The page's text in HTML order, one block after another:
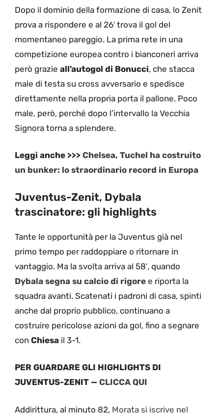
Dopo il dominio della formazione di casa, lo Zenit
prova a rispondere e al 26′ trova il gol del
momentaneo pareggio. La prima rete in una
competizione europea contro i bianconeri arriva
però grazie all’autogol di Bonucci, che stacca
male di testa su cross avversario e spedisce
direttamente nella propria porta il pallone. Poco
male, però, perché dopo l’intervallo la Vecchia
Signora torna a splendere.
Leggi anche >>> Chelsea, Tuchel ha costruito
un bunker: lo straordinario record in Europa
Juventus-Zenit, Dybala
trascinatore: gli highlights
Tante le opportunità per la Juventus già nel
primo tempo per raddoppiare o ritornare in
vantaggio. Ma la svolta arriva al 58′, quando
Dybala segna su calcio di rigore e riporta la
squadra avanti. Scatenati i padroni di casa, spinti
anche dal proprio pubblico, continuano a
costruire pericolose azioni da gol, fino a segnare
con Chiesa il 3-1.
PER GUARDARE GLI HIGHLIGHTS DI
JUVENTUS-ZENIT — CLICCA QUI
Addirittura, al minuto 82, Morata si iscrive nel